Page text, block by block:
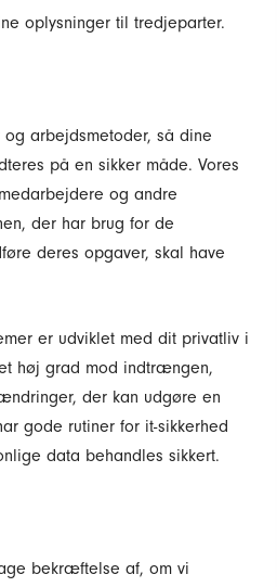
oplysninger til tredjeparter.
arbejdsmetoder, så dine
på en sikker måde. Vores
og andre
der har brug for de
deres opgaver, skal have
er udviklet med dit privatliv i
høj grad mod indtrængen,
der kan udgøre en
gode rutiner for it-sikkerhed
data behandles sikkert.
bekræftelse af, om vi